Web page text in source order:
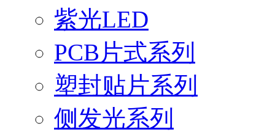
紫光LED
PCB片式系列
塑封贴片系列
侧发光系列